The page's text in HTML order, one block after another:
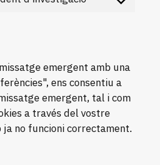
google-
Consent
emergent amb una
ens consentiu a
emergent, tal i com
a través del vostre
no funcioni correctament.